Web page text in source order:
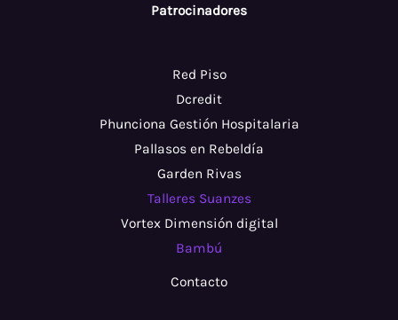
Patrocinadores
Red Piso
Dcredit
Phunciona Gestión Hospitalaria
Pallasos en Rebeldía
Garden Rivas
Talleres Suanzes
Vortex Dimensión digital
Bambú
Contacto